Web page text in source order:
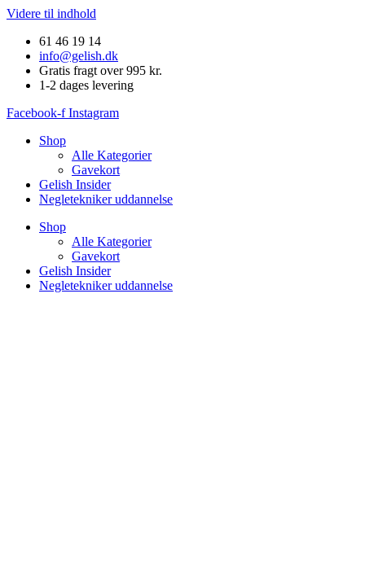
Videre til indhold
61 46 19 14
info@gelish.dk
Gratis fragt over 995 kr.
1-2 dages levering
Facebook-f Instagram
Shop
Alle Kategorier
Gavekort
Gelish Insider
Negletekniker uddannelse
Shop
Alle Kategorier
Gavekort
Gelish Insider
Negletekniker uddannelse